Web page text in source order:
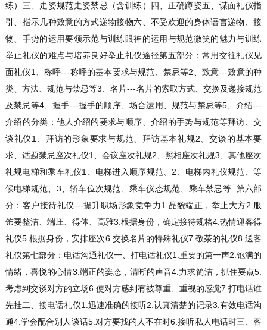
练）三、走姿规范走姿禁忌（含训练）四、正确蹲姿五、谋面礼仪指
引、指示几种致意的方式递物接物六、不受欢迎的身体语言递物、接
物、手势的运用要领示范与训练眼神的运用与规范微笑的魅力与训练
举止礼仪的难点与培养良好举止礼仪途径第五部分：常用交往礼仪 见
面礼仪1、称呼---称呼的基本要求与规范、禁忌等2、致意---致意的种
类、方法、规范与禁忌等3、名片---名片的索取方式、交换及递接规范
及禁忌等4、握手---握手的顺序、场合运用、规范与禁忌等5、介绍---
介绍的分类：他人介绍的要求与顺序、介绍的手势与规范等拜访、交
谈礼仪1、拜访的形象要求与规范、拜访基本礼规2、交谈的基本要
求、话题禁忌座次礼仪1、会议座次礼规2、照相座次礼规3、其他座次
礼规电梯和乘车礼仪1、电梯进入顺序规范、2、电梯内礼仪规范、等
候电梯规范、3、轿车位次规范、乘车仪态规范、乘车禁忌等 第六部
分：客户接待礼仪---提升职场形象竞争力1.品貌端正，举止大方2.服
饰要整洁、端庄、得体、高雅3.根据身份，确定接待规格4.热情迎客得
礼仪5.根据身份，安排座次6.交换名片的特殊礼仪7.敬茶的礼仪8.送客
礼仪第七部分：电话沟通礼仪一、打电话礼仪1.重要的第一声2.饱满的
情绪，喜悦的心情3.端正的姿态，清晰的声音4.力求简洁，抓住要点5.
考虑到交谈对方的立场6.使对方感到有被尊重、重视的感觉7.打电话谁
先挂二、接电话礼仪1.迅速准确的接听2.认真清楚的记录3.有效电话沟
通4.学会配合别人谈话5.对方要找的人不在时6.接听私人电话时三、客